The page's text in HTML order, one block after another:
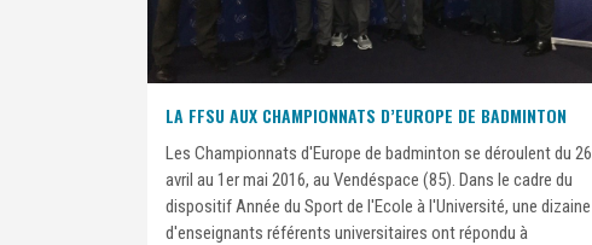
LA FFSU AUX CHAMPIONNATS D’EUROPE DE BADMINTON
Les Championnats d'Europe de badminton se déroulent du 26
avril au 1er mai 2016, au Vendéspace (85). Dans le cadre du
dispositif Année du Sport de l'Ecole à l'Université, une dizaine
d'enseignants référents universitaires ont répondu à